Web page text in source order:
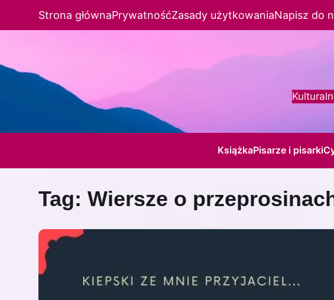
Strona głównaPrywatnośćZasady użytkowaniaNapisz do
KsiążkaPisarze i pisarki
Tag: Wiersze o